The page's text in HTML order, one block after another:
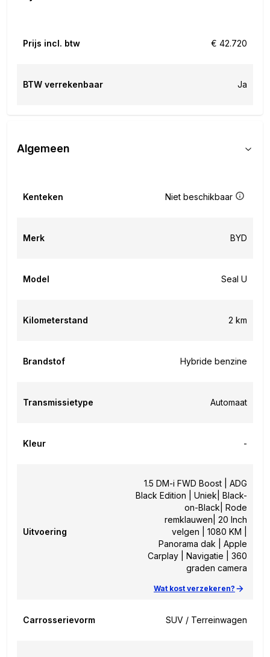
Prijs incl. btw € 42.720
BTW verrekenbaar Ja
Algemeen
Kenteken Niet beschikbaar
Merk BYD
Model Seal U
Kilometerstand 2 km
Brandstof Hybride benzine
Transmissietype Automaat
Kleur -
Uitvoering
1.5 DM-i FWD Boost | ADG
Black Edition | Uniek| Black-
on-Black| Rode
remklauwen| 20 Inch
velgen | 1080 KM |
Panorama dak | Apple
Carplay | Navigatie | 360
graden camera
Wat kost verzekeren?
Carrosserievorm SUV / Terreinwagen